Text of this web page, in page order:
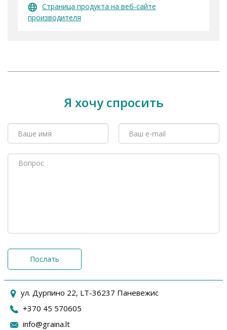
Страница продукта на веб-сайте
производителя
Я хочу спросить
Послать
ул. Дурпино 22, LT-36237 Паневежис
+370 45 570605
info@graina.lt